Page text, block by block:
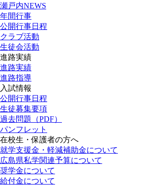
瀬戸内NEWS
年間行事
公開行事日程
クラブ活動
生徒会活動
進路実績
進路実績
進路指導
入試情報
公開行事日程
生徒募集要項
過去問題（PDF）
パンフレット
在校生・保護者の方へ
就学支援金・軽減補助金について
広島県私学関連予算について
奨学金について
給付金について